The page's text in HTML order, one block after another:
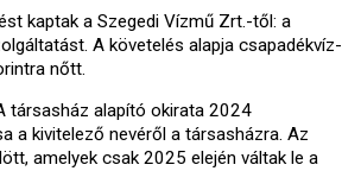
kaptak a Szegedi Vízmű Zrt.-től: a
A követelés alapja csapadékvíz-
nőtt.
társasház alapító okirata 2024
a kivitelező nevéről a társasházra. Az
amelyek csak 2025 elején váltak le a